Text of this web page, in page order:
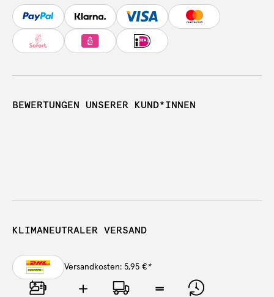
BEWERTUNGEN UNSERER KUND*INNEN
KLIMANEUTRALER VERSAND
Versandkosten: 5,95 €*